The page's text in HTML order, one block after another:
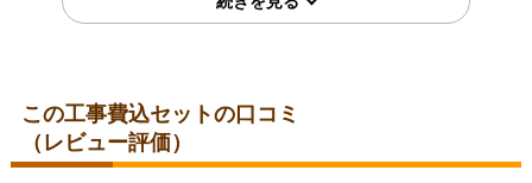
福岡県福岡市
この工事費込セットの口コミ
（レビュー評価）